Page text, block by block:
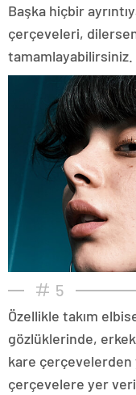
Başka hiçbir
çerçeveleri,
tamamlayabilirsiniz.
5
Özellikle takım
gözlüklerinde,
kare çerçevelerden
çerçevelere yer